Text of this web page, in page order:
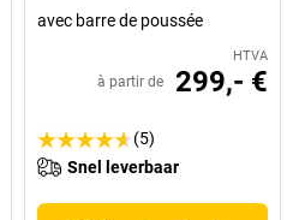
avec barre de poussée
HTVA
à partir de 299,- €
(5)
Snel leverbaar